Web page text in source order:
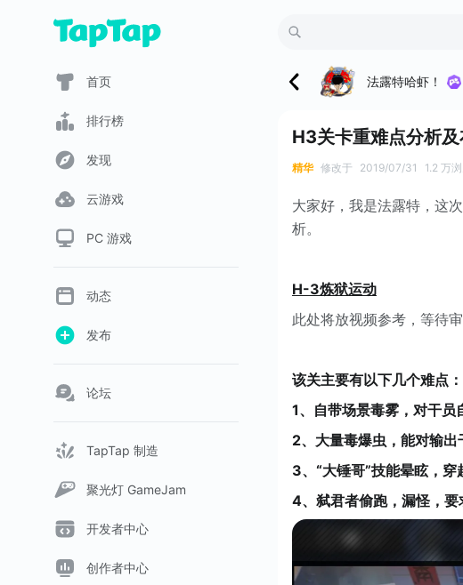
首页
排行榜
发现
云游戏
PC 游戏
动态
发布
论坛
TapTap 制造
聚光灯 GameJam
开发者中心
创作者中心
法露特哈虾！
H3关卡重难点分析
精华 修改于 2019/07/31 1.2 万
大家好，我是法露特，这
析。
H-3炼狱运动
此处将放视频参考，等待
该关主要有以下几个难点：
1、自带场景毒雾，对干员
2、大量毒爆虫，能对输出
3、“大锤哥”技能晕眩，穿
4、弑君者偷跑，漏怪，要